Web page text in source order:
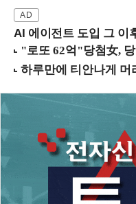
AI 에이전트 도입 그 이